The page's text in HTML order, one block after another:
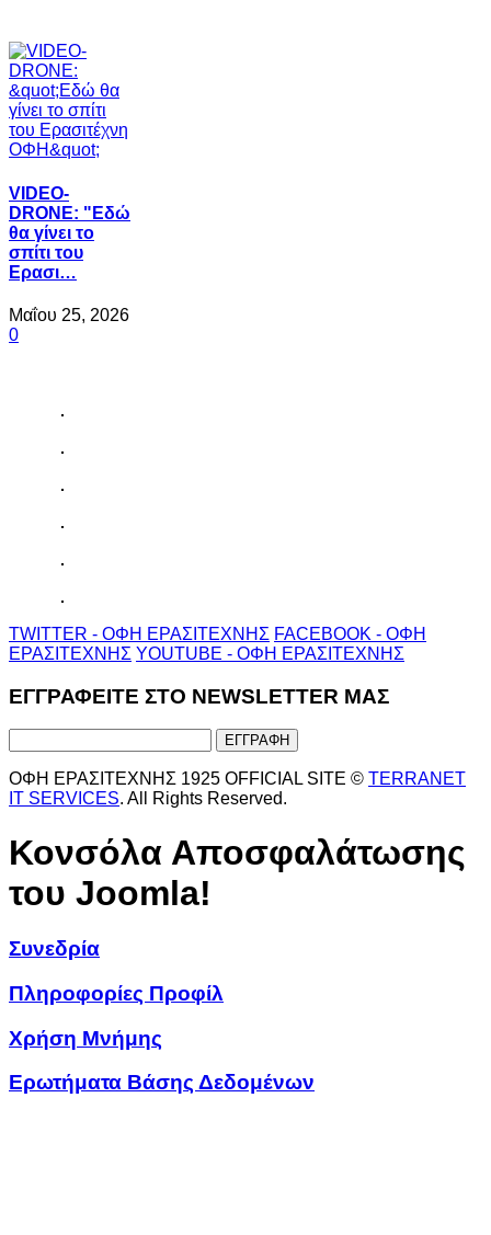
VIDEO-
DRONE: "Εδώ
θα γίνει το
σπίτι του
Ερασι…
Μαΐου 25, 2026
0
TWITTER - ΟΦΗ ΕΡΑΣΙΤΕΧΝΗΣ FACEBOOK - ΟΦΗ
ΕΡΑΣΙΤΕΧΝΗΣ YOUTUBE - ΟΦΗ ΕΡΑΣΙΤΕΧΝΗΣ
ΕΓΓΡΑΦΕΙΤΕ ΣΤΟ NEWSLETTER ΜΑΣ
ΟΦΗ ΕΡΑΣΙΤΕΧΝΗΣ 1925 OFFICIAL SITE © TERRANET
IT SERVICES. All Rights Reserved.
Κονσόλα Αποσφαλάτωσης
του Joomla!
Συνεδρία
Πληροφορίες Προφίλ
Χρήση Μνήμης
Ερωτήματα Βάσης Δεδομένων